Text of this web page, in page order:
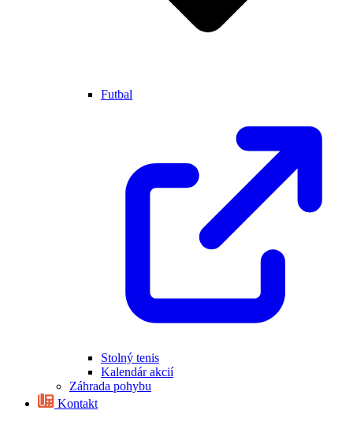
Futbal
Stolný tenis
Kalendár akcií
Záhrada pohybu
Kontakt